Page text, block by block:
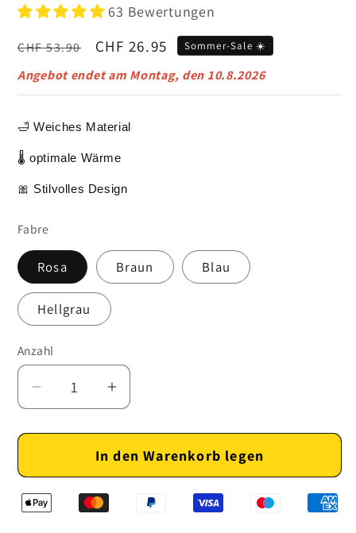
63 Bewertungen
Normaler
Preis
CHF 53.90 Verkaufspreis
CHF 26.95 Sommer-Sale ☀️
Angebot endet am Montag, den 10.8.2026
🛁 Weiches Material
🌡️ optimale Wärme
🎀 Stilvolles Design
Fabre
Rosa Braun Blau
Hellgrau
Anzahl
Verringere
Menge
Komfortabler
Wellness-
Erhöhe
Menge
für
Komfortabler
Wellness-
In den Warenkorb legen